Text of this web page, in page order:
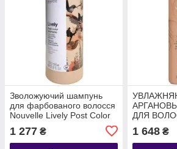
Зволожуючий шампунь
для фарбованого волосся
Nouvelle Lively Post Color
1 277 ₴
ДЛЯ
SHAMPOO
1 648₴